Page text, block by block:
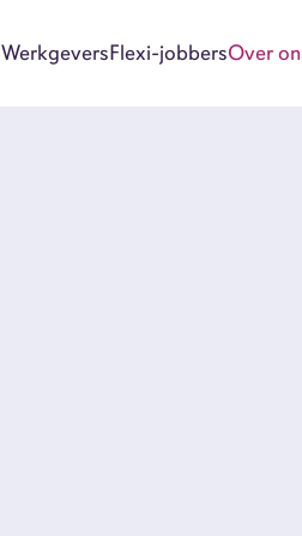
WerkgeversFlexi-jobbersOver